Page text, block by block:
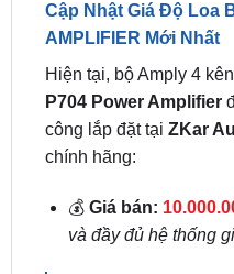
Cập Nhật Giá Độ Loa
AMPLIFIER Mới Nhất
Hiện tại, bộ Amply 4
P704 Power Amplifier
công lắp đặt tại ZKar
chính hãng:
💰 Giá bán:
và đầy đủ hệ thống